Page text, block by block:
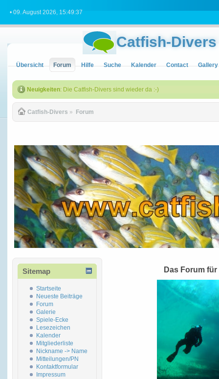
• 09. August 2026, 15:49:37
Catfish-Divers
Übersicht Forum Hilfe Suche Kalender Contact Gallery
Neuigkeiten: Die Catfish-Divers sind wieder da :-)
Catfish-Divers » Forum
Sitemap
Startseite
Neueste Beiträge
Forum
Galerie
Spiele-Ecke
Lesezeichen
Kalender
Mitgliederliste
Nickname -> Name
Mitteilungen/PN
Kontaktformular
Impressum
Das Forum